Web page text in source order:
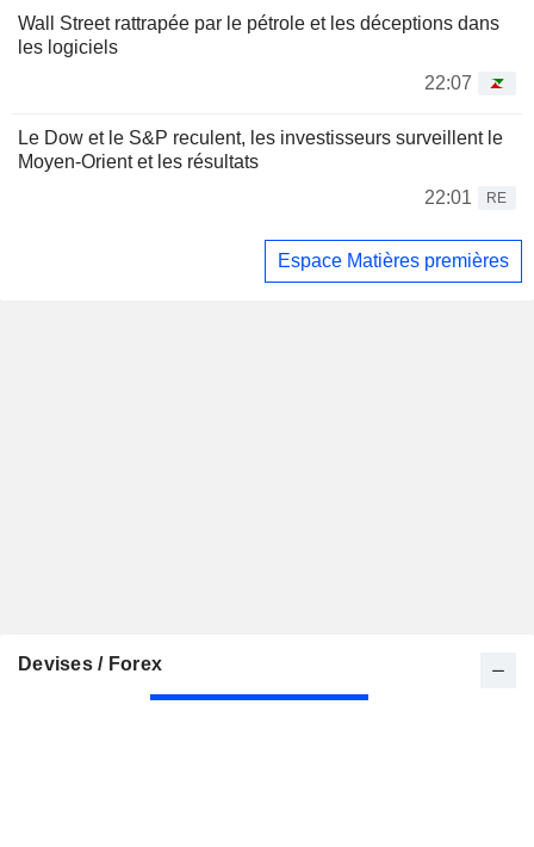
Wall Street rattrapée par le pétrole et les déceptions dans
les logiciels
22:07
Le Dow et le S&P reculent, les investisseurs surveillent le
Moyen-Orient et les résultats
22:01
RE
Espace Matières premières
Devises / Forex